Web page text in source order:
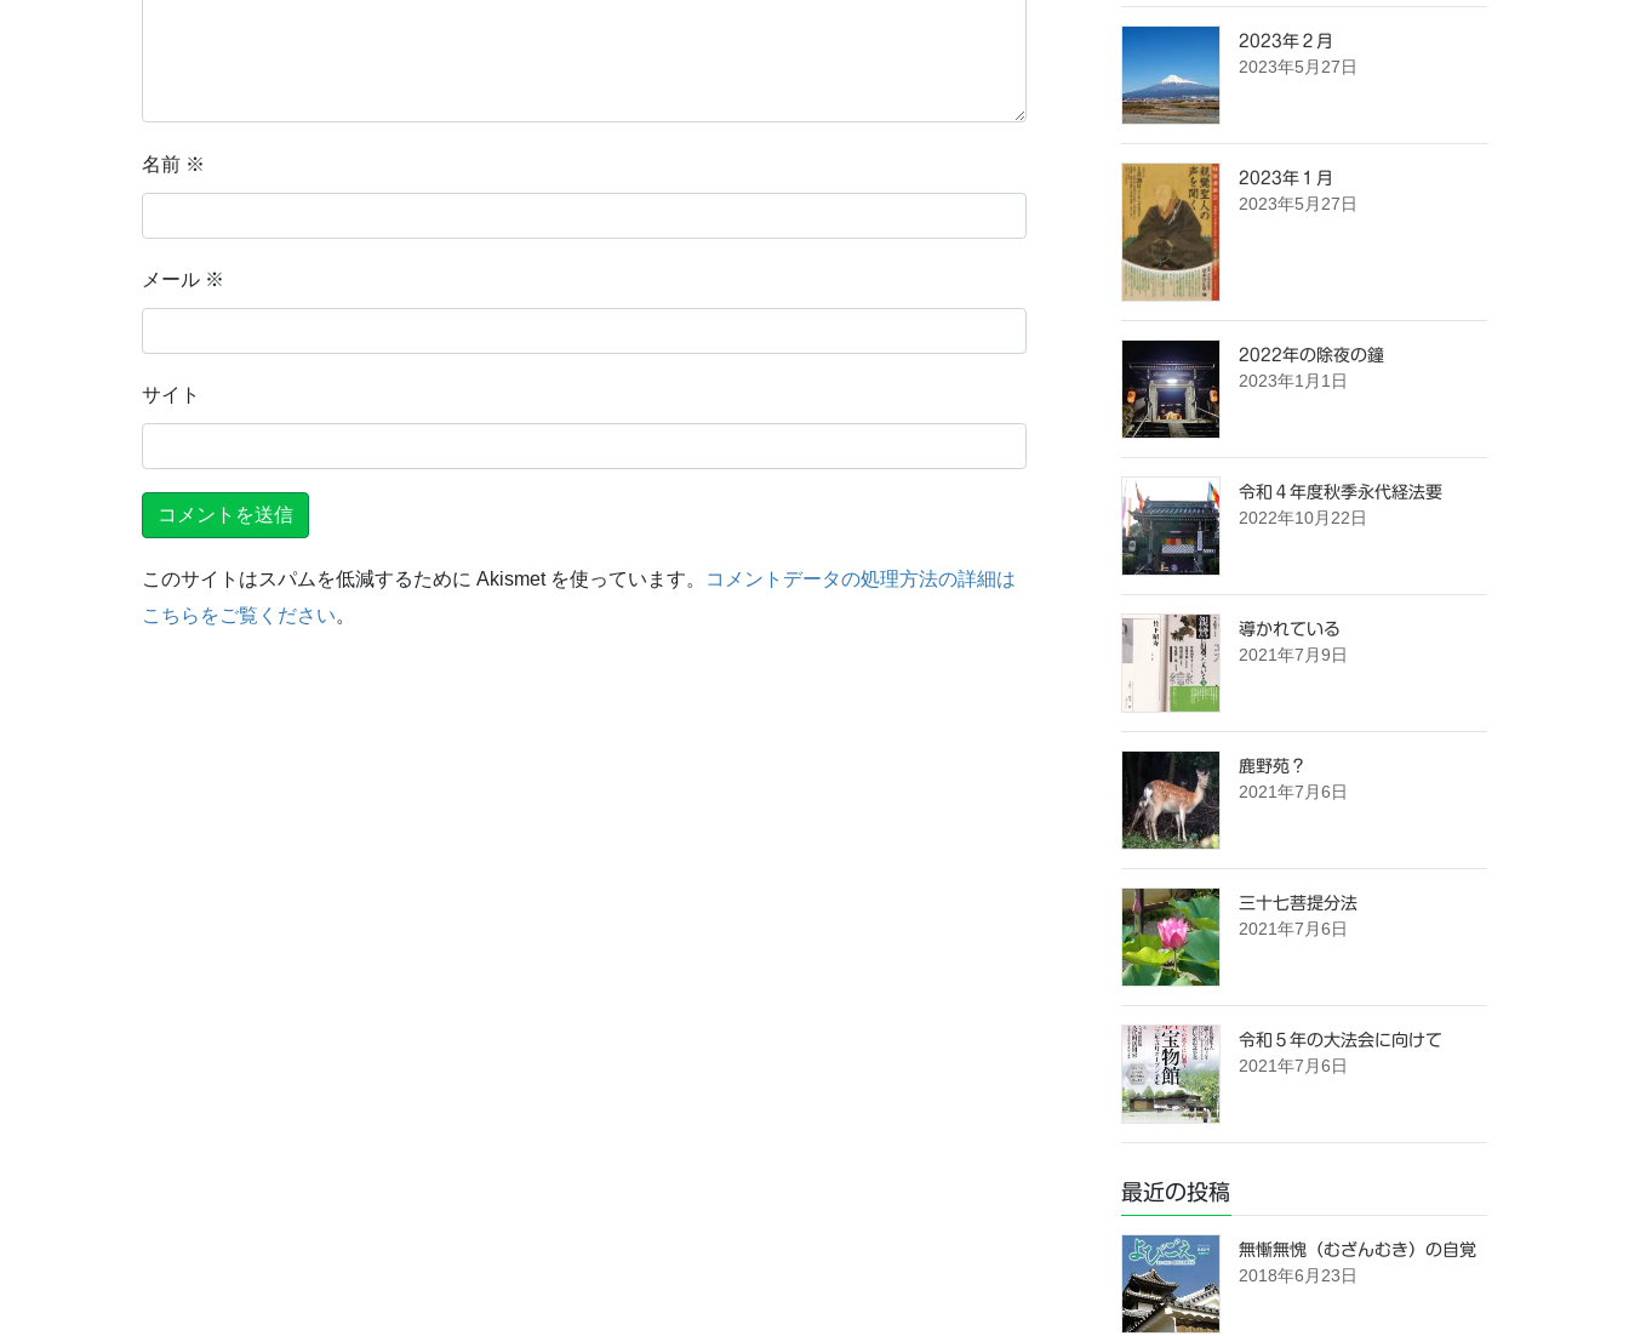
名前 ※
メール ※
サイト
このサイトはスパムを低減するために Akismet を使っています。
コメントデータの処理方法の詳細は
こちらをご覧ください。
2023年２月
2023年5月27日
2023年１月
2023年5月27日
2022年の除夜の鐘
2023年1月1日
令和４年度秋季永代経法要
2022年10月22日
導かれている
2021年7月9日
鹿野苑？
2021年7月6日
三十七菩提分法
2021年7月6日
令和５年の大法会に向けて
2021年7月6日
最近の投稿
無慚無愧（むざんむき）の自覚
2018年6月23日